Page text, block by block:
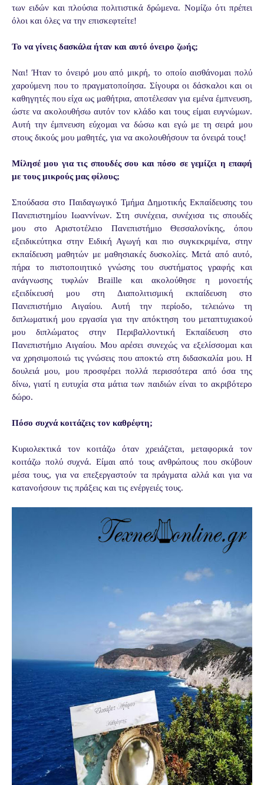
των ειδών και πλούσια πολιτιστικά δρώμενα. Νομίζω ότι πρέπει
όλοι και όλες να την επισκεφτείτε!
Το να γίνεις δασκάλα ήταν και αυτό όνειρο ζωής;
Ναι! Ήταν το όνειρό μου από μικρή, το οποίο αισθάνομαι πολύ
χαρούμενη που το πραγματοποίησα. Σίγουρα οι δάσκαλοι και οι
καθηγητές που είχα ως μαθήτρια, αποτέλεσαν για εμένα έμπνευση,
ώστε να ακολουθήσω αυτόν τον κλάδο και τους είμαι ευγνώμων.
Αυτή την έμπνευση εύχομαι να δώσω και εγώ με τη σειρά μου
στους δικούς μου μαθητές, για να ακολουθήσουν τα όνειρά τους!
Μίλησέ μου για τις σπουδές σου και πόσο σε γεμίζει η επαφή
με τους μικρούς μας φίλους;
Σπούδασα στο Παιδαγωγικό Τμήμα Δημοτικής Εκπαίδευσης του
Πανεπιστημίου Ιωαννίνων. Στη συνέχεια, συνέχισα τις σπουδές
μου στο Αριστοτέλειο Πανεπιστήμιο Θεσσαλονίκης, όπου
εξειδικεύτηκα στην Ειδική Αγωγή και πιο συγκεκριμένα, στην
εκπαίδευση μαθητών με μαθησιακές δυσκολίες. Μετά από αυτό,
πήρα το πιστοποιητικό γνώσης του συστήματος γραφής και
ανάγνωσης τυφλών Braille και ακολούθησε η μονοετής
εξειδίκευσή μου στη Διαπολιτισμική εκπαίδευση στο
Πανεπιστήμιο Αιγαίου. Αυτή την περίοδο, τελειώνω τη
διπλωματική μου εργασία για την απόκτηση του μεταπτυχιακού
μου διπλώματος στην Περιβαλλοντική Εκπαίδευση στο
Πανεπιστήμιο Αιγαίου. Μου αρέσει συνεχώς να εξελίσσομαι και
να χρησιμοποιώ τις γνώσεις που αποκτώ στη διδασκαλία μου. Η
δουλειά μου, μου προσφέρει πολλά περισσότερα από όσα της
δίνω, γιατί η ευτυχία στα μάτια των παιδιών είναι το ακριβότερο
δώρο.
Πόσο συχνά κοιτάζεις τον καθρέφτη;
Κυριολεκτικά τον κοιτάζω όταν χρειάζεται, μεταφορικά τον
κοιτάζω πολύ συχνά. Είμαι από τους ανθρώπους που σκύβουν
μέσα τους, για να επεξεργαστούν τα πράγματα αλλά και για να
κατανοήσουν τις πράξεις και τις ενέργειές τους.